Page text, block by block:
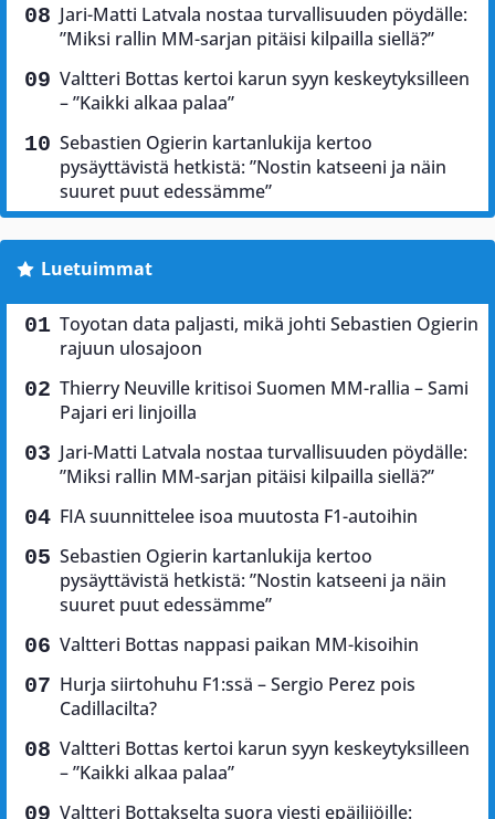
Jari-Matti Latvala nostaa turvallisuuden pöydälle:
”Miksi rallin MM-sarjan pitäisi kilpailla siellä?”
Valtteri Bottas kertoi karun syyn keskeytyksilleen
– ”Kaikki alkaa palaa”
Sebastien Ogierin kartanlukija kertoo
pysäyttävistä hetkistä: ”Nostin katseeni ja näin
suuret puut edessämme”
Luetuimmat
Toyotan data paljasti, mikä johti Sebastien Ogierin
rajuun ulosajoon
Thierry Neuville kritisoi Suomen MM-rallia – Sami
Pajari eri linjoilla
Jari-Matti Latvala nostaa turvallisuuden pöydälle:
”Miksi rallin MM-sarjan pitäisi kilpailla siellä?”
FIA suunnittelee isoa muutosta F1-autoihin
Sebastien Ogierin kartanlukija kertoo
pysäyttävistä hetkistä: ”Nostin katseeni ja näin
suuret puut edessämme”
Valtteri Bottas nappasi paikan MM-kisoihin
Hurja siirtohuhu F1:ssä – Sergio Perez pois
Cadillacilta?
Valtteri Bottas kertoi karun syyn keskeytyksilleen
– ”Kaikki alkaa palaa”
Valtteri Bottakselta suora viesti epäilijöille: